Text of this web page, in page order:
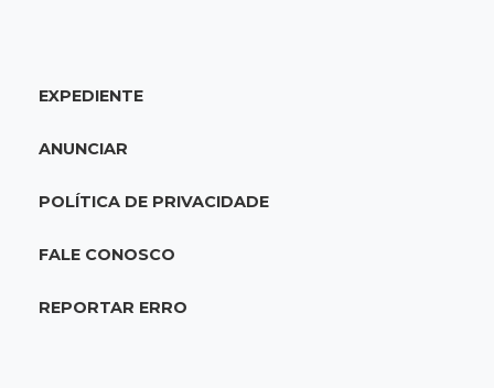
Riedel vai a Brasília para reunião no Ministério
espaço para mulheres
07:27Propostas
EXPEDIENTE
ANUNCIAR
POLÍTICA DE PRIVACIDADE
FALE CONOSCO
REPORTAR ERRO